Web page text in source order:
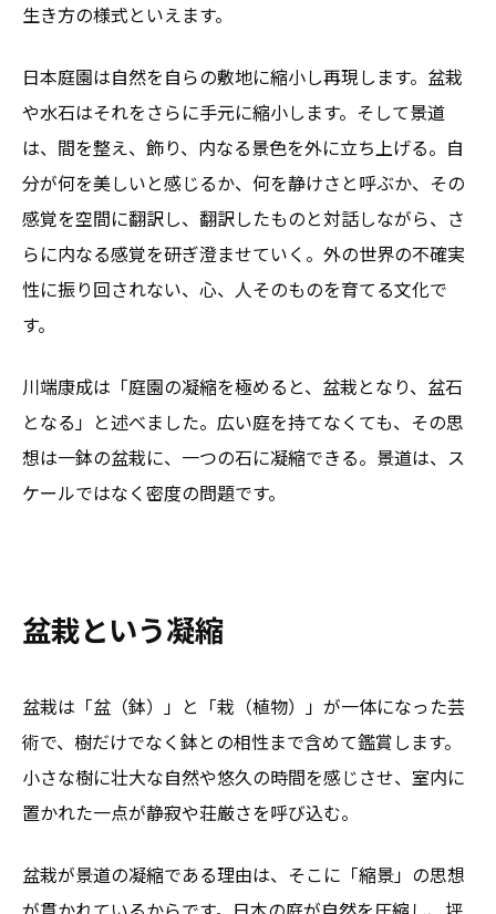
生き方の様式といえます。
日本庭園は自然を自らの敷地に縮小し再現します。盆栽
や水石はそれをさらに手元に縮小します。そして景道
は、間を整え、飾り、内なる景色を外に立ち上げる。自
分が何を美しいと感じるか、何を静けさと呼ぶか、その
感覚を空間に翻訳し、翻訳したものと対話しながら、さ
らに内なる感覚を研ぎ澄ませていく。外の世界の不確実
性に振り回されない、心、人そのものを育てる文化で
す。
川端康成は「庭園の凝縮を極めると、盆栽となり、盆石
となる」と述べました。広い庭を持てなくても、その思
想は一鉢の盆栽に、一つの石に凝縮できる。景道は、ス
ケールではなく密度の問題です。
盆栽という凝縮
盆栽は「盆（鉢）」と「栽（植物）」が一体になった芸
術で、樹だけでなく鉢との相性まで含めて鑑賞します。
小さな樹に壮大な自然や悠久の時間を感じさせ、室内に
置かれた一点が静寂や荘厳さを呼び込む。
盆栽が景道の凝縮である理由は、そこに「縮景」の思想